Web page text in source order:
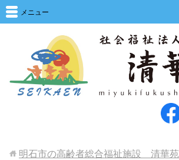
メニュー
明石市の高齢者総合福祉施設 清華苑